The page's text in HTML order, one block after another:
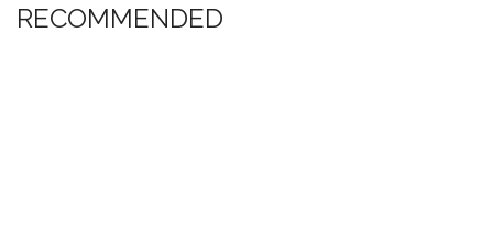
RECOMMENDED